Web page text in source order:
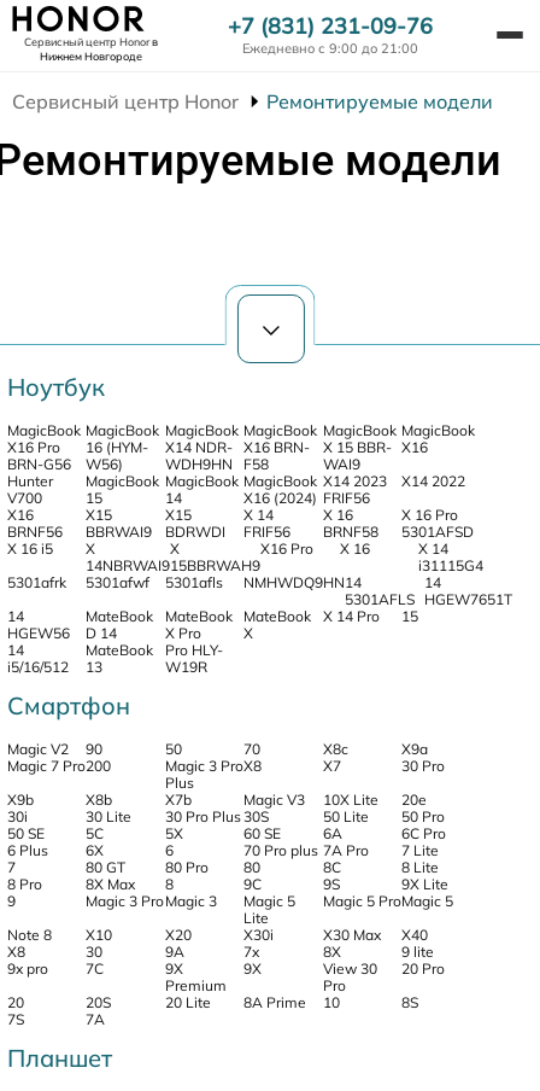
Сервисный центр Honorв
Нижнем Новгороде
+7 (831) 231-09-76
Ежедневно с 9:00 до 21:00
Сервисный центр Honor Ремонтируемые модели
модели
Ноутбук
MagicBook
X16 Pro
BRN-G56
MagicBook
16 (HYM-
W56)
MagicBook
X14 NDR-
WDH9HN
MagicBook
X16 BRN-
F58
MagicBook
X 15 BBR-
WAI9
MagicBook
X16
Hunter
V700
MagicBook
15
MagicBook
14
MagicBook
X16 (2024)
X14 2023
FRIF56
X14 2022
X16
BRNF56
X15
BBRWAI9
X15
BDRWDI
X 14
FRIF56
X 16
BRNF58
X 16 Pro
5301AFSD
X 16 i5
X
14NBRWAI9
X
15BBRWAH9
X16 Pro X 16
X 14
i31115G4
5301afrk
5301afwf 5301afls NMHWDQ9HN14
5301AFLS
14
HGEW7651T
14
HGEW56
MateBook
D 14
MateBook
X Pro
MateBook
X
X 14 Pro
15
14
i5/16/512
MateBook
13
Pro HLY-
W19R
Смартфон
Magic V2 90 50 70 X8c
X9a
Magic 7 Pro200
Magic 3 Pro
Plus
X8 X7
30 Pro
X9b
X8b X7b Magic V3 10X Lite
20e
30i
30 Lite 30 Pro Plus30S 50 Lite
50 Pro
50 SE
5C 5X 60 SE 6A
6C Pro
6 Plus
6X 6 70 Pro plus 7A Pro
7 Lite
7
80 GT 80 Pro 80 8C
8 Lite
8 Pro
8X Max 8 9C 9S
9X Lite
9
Magic 3 ProMagic 3
Magic 5
Lite
Magic 5 ProMagic 5
Note 8
X10 X20 X30i X30 Max
X40
Х8
30 9A 7x 8X
9 lite
9x pro
7C
9X
Premium
9X
View 30
Pro
20 Pro
20
20S 20 Lite 8A Prime 10
8S
7S
7A
Планшет